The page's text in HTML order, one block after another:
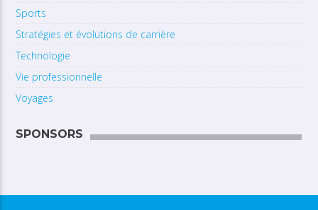
Sports
Stratégies et évolutions de carrière
Technologie
Vie professionnelle
Voyages
SPONSORS